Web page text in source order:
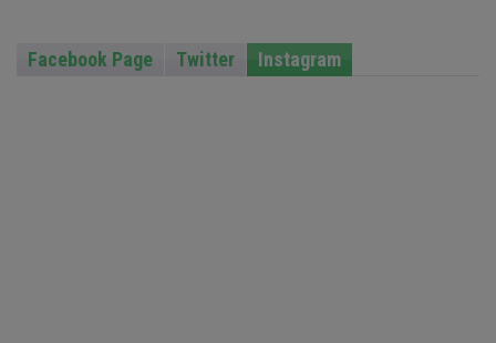
Facebook Page Twitter Instagram